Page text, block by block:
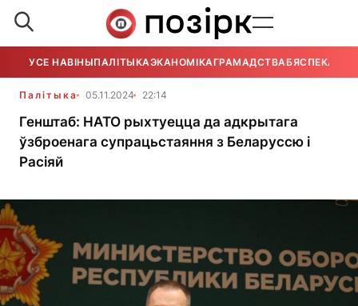
УСЕ НАВІНЫПАЛІТЫКАЭКАНОМІКАГРАМАДСТВАБЯСПЕКА
Палітыка 05.11.2024 22:14
Генштаб: НАТО рыхтуецца да адкрытага
ўзброенага супрацьстаяння з Беларуссю і
Расіяй